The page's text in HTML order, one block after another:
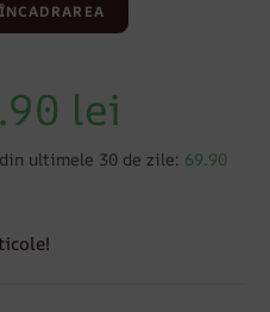
lei
ultimele 30 de zile: 69.90